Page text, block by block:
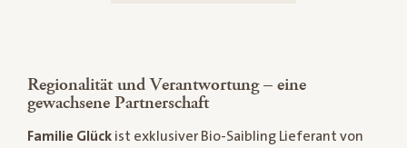
Regionalität und Verantwortung – eine
gewachsene Partnerschaft
Familie Glück ist exklusiver Bio-Saibling Lieferant von